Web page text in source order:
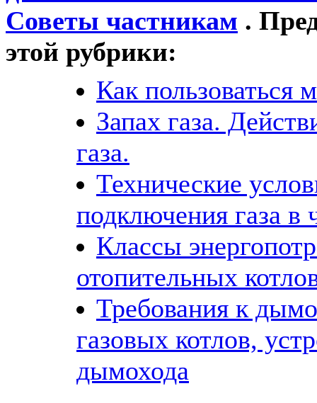
Советы частникам .
этой рубрики:
Как пользоваться
Запах газа.
газа.
Технические
подключения газа в
Классы
отопительных
Требования к
газовых котлов,
дымохода